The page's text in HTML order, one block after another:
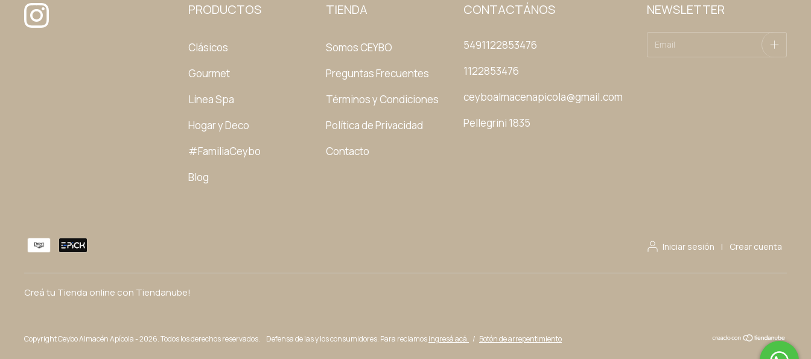
PRODUCTOS
Clásicos
Gourmet
Línea Spa
Hogar y Deco
#FamiliaCeybo
Blog
TIENDA
Somos CEYBO
Preguntas Frecuentes
Términos y Condiciones
Política de Privacidad
Contacto
CONTACTÁNOS
5491122853476
1122853476
ceyboalmacenapicola@gmail.com
Pellegrini 1835
NEWSLETTER
Iniciar sesión | Crear cuenta
Creá tu Tienda online con Tiendanube!
Copyright Ceybo Almacén Apícola - 2026. Todos los derechos reservados. Defensa de las y los consumidores. Para reclamosingresá acá. / Botón de arrepentimiento